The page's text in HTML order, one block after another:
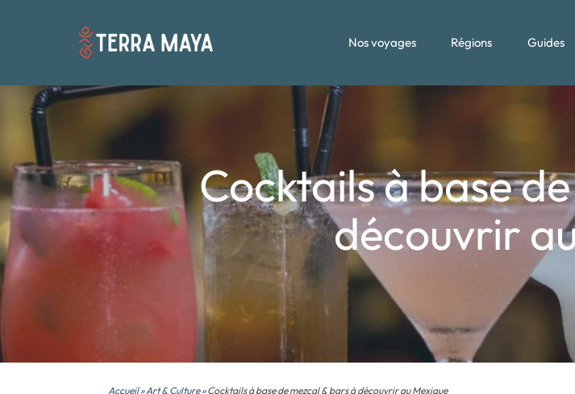
Nos voyages Régions Guides
Cocktails à base
découvrir
Accueil»Art & Culture» Cocktails à base de mezcal & bars à découvrir au Mexique